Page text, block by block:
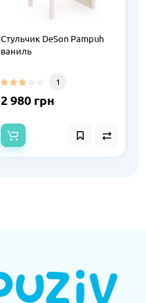
Стульчик DeSon Pampuh
ваниль
1
2 980 грн